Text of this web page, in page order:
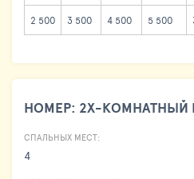
2 500 3 500 4 500 5 500
НОМЕР: 2Х-КОМНАТНЫЙ
СПАЛЬНЫХ МЕСТ:
4